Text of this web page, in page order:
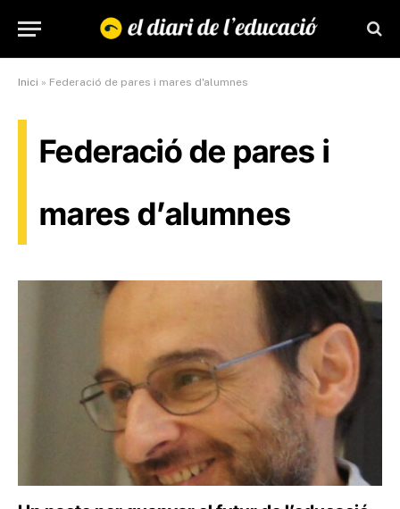
Inici » Federació de pares i mares d'alumnes
Federació de pares i
mares d’alumnes